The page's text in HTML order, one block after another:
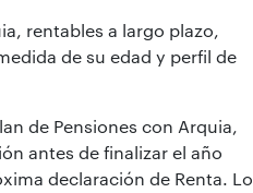
rentables a largo plazo,
de su edad y perfil de
de Pensiones con Arquia,
antes de finalizar el año
declaración de Renta. Lo